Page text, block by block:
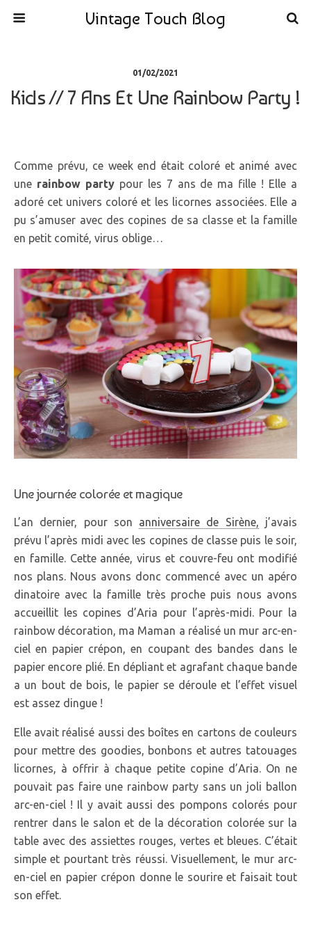
Vintage Touch Blog
01/02/2021
Kids // 7 Ans Et Une Rainbow Party !
Comme prévu, ce week end était coloré et animé avec
une rainbow partypour les 7 ans de ma fille ! Elle a
adoré cet univers coloré et les licornes associées. Elle a
pu s’amuser avec des copines de sa classe et la famille
en petit comité, virus oblige…
Une journée colorée et magique
L’an dernier, pour son anniversaire de Sirène, j’avais
prévu l’après midi avec les copines de classe puis le soir,
en famille. Cette année, virus et couvre-feu ont modifié
nos plans. Nous avons donc commencé avec un apéro
dinatoire avec la famille très proche puis nous avons
accueillit les copines d’Aria pour l’après-midi. Pour la
rainbow décoration, ma Maman a réalisé un mur arc-en-
ciel en papier crépon, en coupant des bandes dans le
papier encore plié. En dépliant et agrafant chaque bande
a un bout de bois, le papier se déroule et l’effet visuel
est assez dingue !
Elle avait réalisé aussi des boîtes en cartons de couleurs
pour mettre des goodies, bonbons et autres tatouages
licornes, à offrir à chaque petite copine d’Aria. On ne
pouvait pas faire une rainbow party sans un joli ballon
arc-en-ciel ! Il y avait aussi des pompons colorés pour
rentrer dans le salon et de la décoration colorée sur la
table avec des assiettes rouges, vertes et bleues. C’était
simple et pourtant très réussi. Visuellement, le mur arc-
en-ciel en papier crépon donne le sourire et faisait tout
son effet.